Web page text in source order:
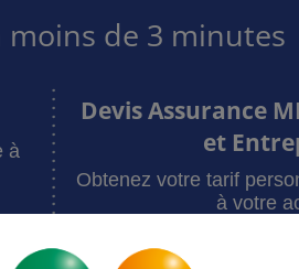
de 3 minutes
à
Devis Assurance
et
Obtenez votre tarif
à votre